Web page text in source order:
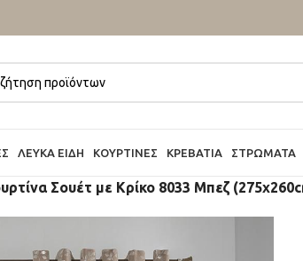
ΛΕΥΚΆ ΕΊΔΗ ΚΟΥΡΤΊΝΕΣ ΚΡΕΒΆΤΙΑ ΣΤΡΏΜΑΤΑ
Σουέτ με Κρίκο 8033 Μπεζ